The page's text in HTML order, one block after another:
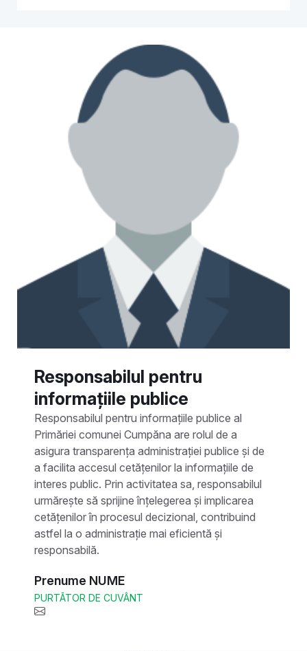
Responsabilul pentru
informațiile publice
Responsabilul pentru informațiile publice al
Primăriei comunei Cumpăna are rolul de a
asigura transparența administrației publice și de
a facilita accesul cetățenilor la informațiile de
interes public. Prin activitatea sa, responsabilul
urmărește să sprijine înțelegerea și implicarea
cetățenilor în procesul decizional, contribuind
astfel la o administrație mai eficientă și
responsabilă.
Prenume NUME
PURTĂTOR DE CUVÂNT